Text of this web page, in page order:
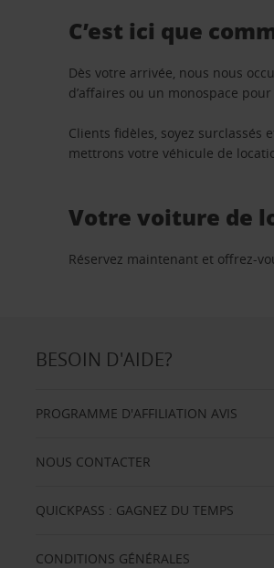
C’est ici que
Dès votre arrivée, nous nous
d’affaires ou un monospace
Clients fidèles, soyez
mettrons votre véhicule de
Votre voiture de
Réservez maintenant et offrez-
BESOIN D'AIDE?
PROGRAMME D'AFFILIATION AVIS
NOUS CONTACTER
QUICKPASS : GAGNEZ DU TEMPS
CONDITIONS GÉNÉRALES